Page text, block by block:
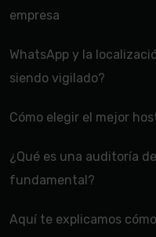
empresa
WhatsApp y la
siendo vigilado?
Cómo elegir el mejor
¿Qué es una auditoría
fundamental?
Aquí te explicamos